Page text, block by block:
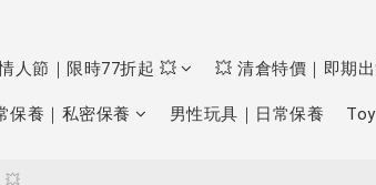
人節｜限時77折起 💥 💥 清倉特價｜即期
保養｜私密保養 男性玩具｜日常保養
💥